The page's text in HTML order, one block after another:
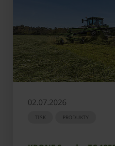
02.07.2026
TISK PRODUKTY